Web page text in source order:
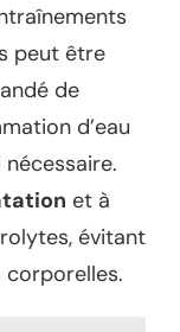
peut être
de
d’eau
et à
évitant
corporelles.